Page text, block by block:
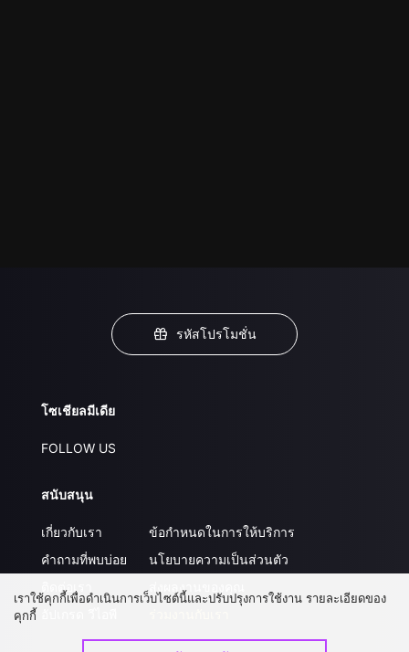
รหัสโปรโมชั่น
โซเชียลมีเดีย
FOLLOW US
สนับสนุน
เกี่ยวกับเรา
คำถามที่พบบ่อย
ติดต่อเรา
ข้อกำหนดในการให้บริการ
นโยบายความเป็นส่วนตัว
ส่งผลงานของคุณ
เราใช้คุกกี้เพื่อดำเนินการเว็บไซต์นี้และปรับปรุงการใช้งาน รายละเอียดของ
คุกกี้